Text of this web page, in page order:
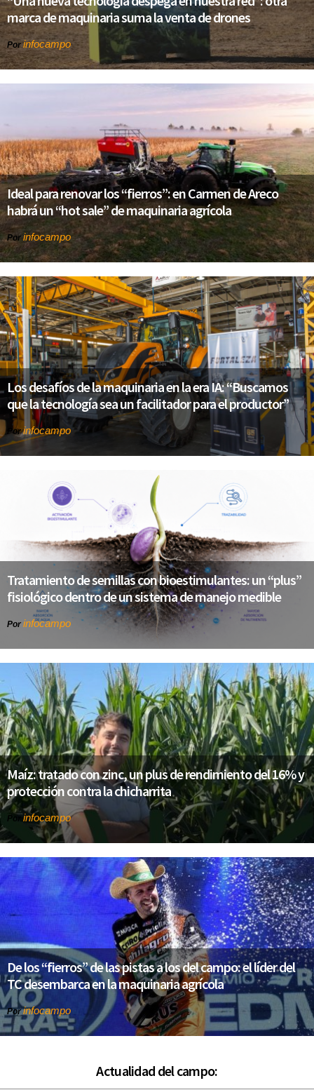
marca de maquinaria suma la venta de drones
Porinfocampo
Ideal para renovar los “fierros”: en Carmen de Areco
habrá un “hot sale” de maquinaria agrícola
Por infocampo
Los desafíos de la maquinaria en la era IA: “Buscamos
que la tecnología sea un facilitador para el productor”
Porinfocampo
Tratamiento de semillas con bioestimulantes: un “plus”
fisiológico dentro de un sistema de manejo medible
Por infocampo
Maíz: tratado con zinc, un plus de rendimiento del 16% y
protección contra la chicharrita
Por infocampo
De los “fierros” de las pistas a los del campo: el líder del
TC desembarca en la maquinaria agrícola
Porinfocampo
Actualidad del campo: